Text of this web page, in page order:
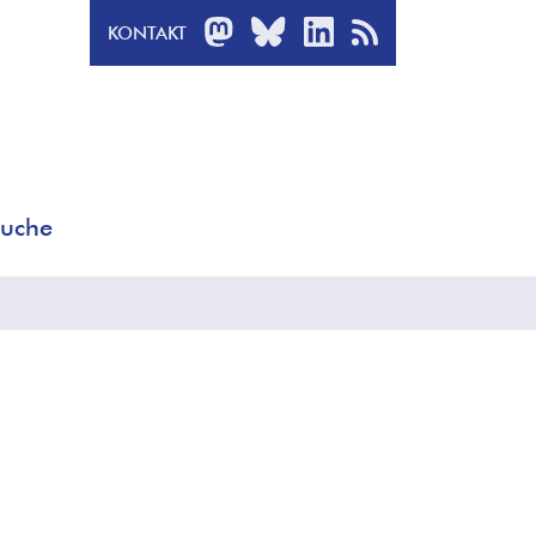
KONTAKT MASTODON
BLUESKYLINKEDIN